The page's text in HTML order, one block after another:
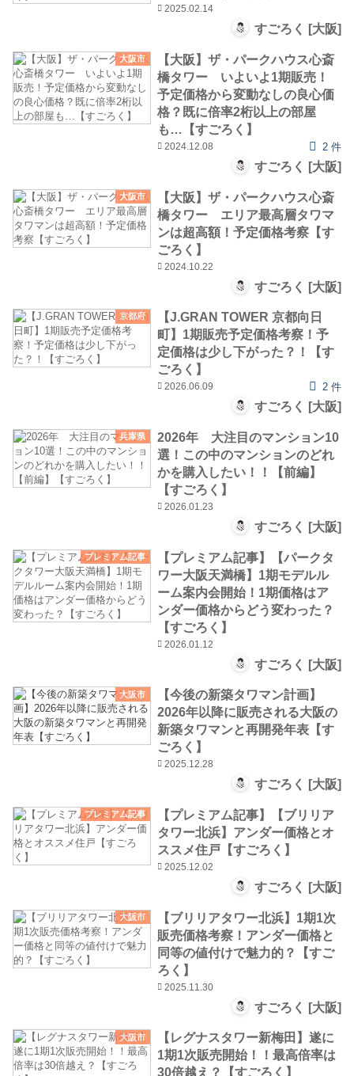
2025.02.14
すごろく [大阪]
大阪市
【大阪】ザ・パークハウス心斎
橋タワー いよいよ1期販売！
予定価格から変動なしの良心価
格？既に倍率2桁以上の部屋
も…【すごろく】
2024.12.08 2 件
すごろく [大阪]
大阪市
【大阪】ザ・パークハウス心斎
橋タワー エリア最高層タワマ
ンは超高額！予定価格考察【す
ごろく】
2024.10.22
すごろく [大阪]
京都府
【J.GRAN TOWER 京都向日
町】1期販売予定価格考察！予
定価格は少し下がった？！【す
ごろく】
2026.06.09 2 件
すごろく [大阪]
兵庫県
2026年 大注目のマンション10
選！この中のマンションのどれ
かを購入したい！！【前編】
【すごろく】
2026.01.23
すごろく [大阪]
プレミアム記事
【プレミアム記事】【パークタ
ワー大阪天満橋】1期モデルル
ーム案内会開始！1期価格はア
ンダー価格からどう変わった？
【すごろく】
2026.01.12
すごろく [大阪]
大阪市
【今後の新築タワマン計画】
2026年以降に販売される大阪の
新築タワマンと再開発年表【す
ごろく】
2025.12.28
すごろく [大阪]
プレミアム記事
【プレミアム記事】【ブリリア
タワー北浜】アンダー価格とオ
ススメ住戸【すごろく】
2025.12.02
すごろく [大阪]
大阪市
【ブリリアタワー北浜】1期1次
販売価格考察！アンダー価格と
同等の値付けで魅力的？【すご
ろく】
2025.11.30
すごろく [大阪]
大阪市
【レグナスタワー新梅田】遂に
1期1次販売開始！！最高倍率は
30倍越え？【すごろく】